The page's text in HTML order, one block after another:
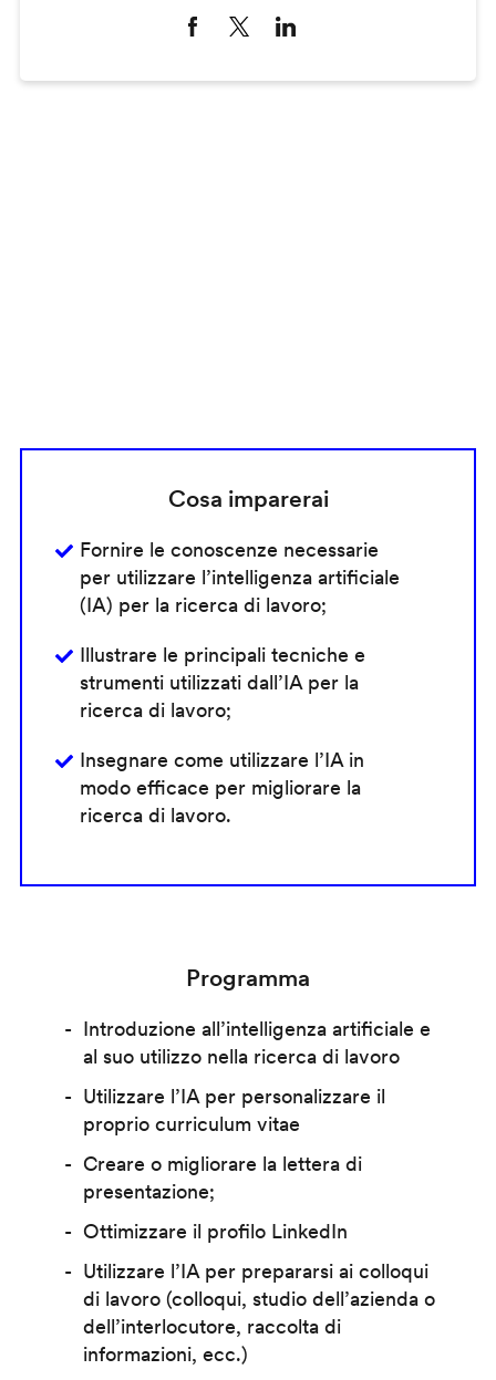
Cosa imparerai
Fornire le conoscenze necessarie
per utilizzare l’intelligenza artificiale
(IA) per la ricerca di lavoro;
Illustrare le principali tecniche e
strumenti utilizzati dall’IA per la
ricerca di lavoro;
Insegnare come utilizzare l’IA in
modo efficace per migliorare la
ricerca di lavoro.
Programma
Introduzione all’intelligenza artificiale e
al suo utilizzo nella ricerca di lavoro
Utilizzare l’IA per personalizzare il
proprio curriculum vitae
Creare o migliorare la lettera di
presentazione;
Ottimizzare il profilo LinkedIn
Utilizzare l’IA per prepararsi ai colloqui
di lavoro (colloqui, studio dell’azienda o
dell’interlocutore, raccolta di
informazioni, ecc.)